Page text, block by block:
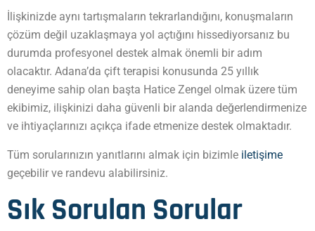
İlişkinizde aynı tartışmaların tekrarlandığını, konuşmaların
çözüm değil uzaklaşmaya yol açtığını hissediyorsanız bu
durumda profesyonel destek almak önemli bir adım
olacaktır. Adana’da çift terapisi konusunda 25 yıllık
deneyime sahip olan başta Hatice Zengel olmak üzere tüm
ekibimiz, ilişkinizi daha güvenli bir alanda değerlendirmenize
ve ihtiyaçlarınızı açıkça ifade etmenize destek olmaktadır.
Tüm sorularınızın yanıtlarını almak için bizimle iletişime
geçebilir ve randevu alabilirsiniz.
Sık Sorulan Sorular